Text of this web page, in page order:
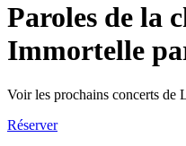
Paroles de la
Immortelle
Voir les prochains concerts de
Réserver